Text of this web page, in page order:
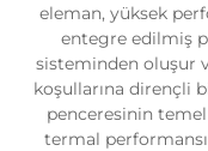
Ürünler
Uygulama
eleman, yüksek
entegre edilmiş
sisteminden oluşur
koşullarına dirençli
penceresinin
termal